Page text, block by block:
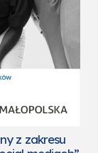
z zakresu